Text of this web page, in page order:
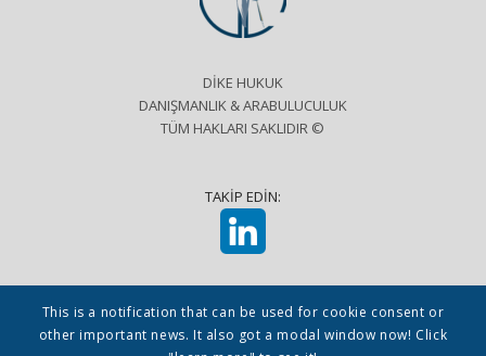
DİKE HUKUK
DANIŞMANLIK & ARABULUCULUK
TÜM HAKLARI SAKLIDIR ©
TAKİP EDİN:
KVKK ve Aydınlatma Metni Kullanım Koşulları
This is a notification that can be used for cookie consent or
other important news. It also got a modal window now! Click